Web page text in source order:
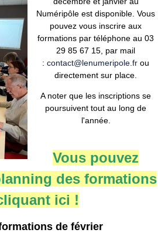
Numéripôle est disponible. Vous
pouvez vous inscrire aux
formations par téléphone au 03
29 85 67 15, par mail
: contact@lenumeripole.fr ou
directement sur place.
A noter que les inscriptions se
poursuivent tout au long de
l'année.
Vous pouvez
des formations
ici !
de février